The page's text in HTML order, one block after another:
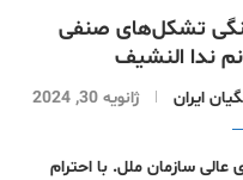
تشکل‌های صنفی
ندا النشیف
ایران ژانویه 30, 2024
سازمان ملل. با احترام